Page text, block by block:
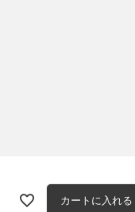
カートに入れる